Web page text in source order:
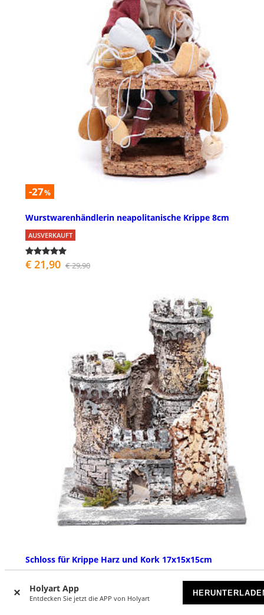
Holyart App
Entdecken Sie jetzt die APP von Holyart
-27%
Wurstwarenhändlerin neapolitanische Krippe 8cm
AUSVERKAUFT
€ 21,90 € 29,90
Schloss für Krippe Harz und Kork 17x15x15cm